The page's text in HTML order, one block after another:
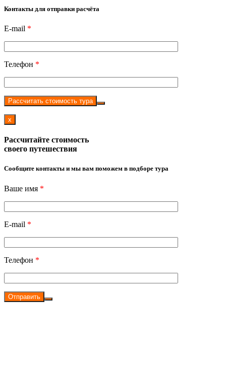
Контакты для отправки расчёта
E-mail *
Телефон *
Рассчитать стоимость тура
x
Рассчитайте стоимость
своего путешествия
Сообщите контакты и мы вам поможем в подборе тура
Ваше имя *
E-mail *
Телефон *
Отправить